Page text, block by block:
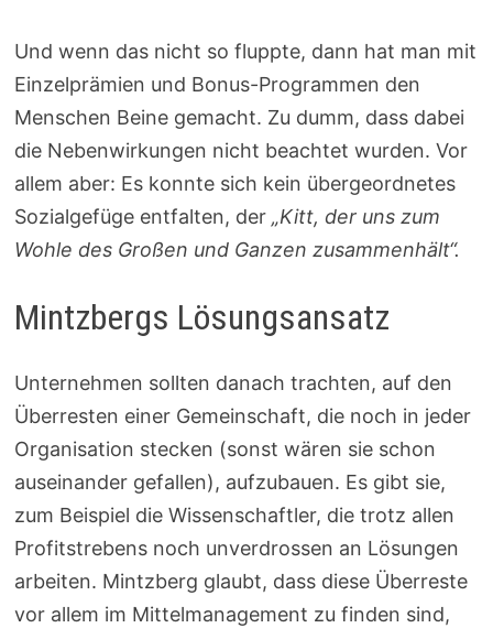
Und wenn das nicht so fluppte, dann hat man mit
Einzelprämien und Bonus-Programmen den
Menschen Beine gemacht. Zu dumm, dass dabei
die Nebenwirkungen nicht beachtet wurden. Vor
allem aber: Es konnte sich kein übergeordnetes
Sozialgefüge entfalten, der„Kitt, der uns zum
Wohle des Großen und Ganzen zusammenhält“.
Mintzbergs Lösungsansatz
Unternehmen sollten danach trachten, auf den
Überresten einer Gemeinschaft, die noch in jeder
Organisation stecken (sonst wären sie schon
auseinander gefallen), aufzubauen. Es gibt sie,
zum Beispiel die Wissenschaftler, die trotz allen
Profitstrebens noch unverdrossen an Lösungen
arbeiten. Mintzberg glaubt, dass diese Überreste
vor allem im Mittelmanagement zu finden sind,